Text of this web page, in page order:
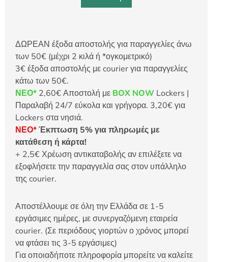
ΔΩΡΕΑΝ έξοδα αποστολής για παραγγελίες άνω
των 50€ (μέχρι 2 κιλά ή *ογκομετρικό)
3€ έξοδα αποστολής με courier για παραγγελίες
κάτω των 50€.
ΝΕΟ* 2,60€ Αποστολή με BOX NOW Lockers |
Παραλαβή 24/7 εύκολα και γρήγορα. 3,20€ για
Lockers στα νησιά.
ΝΕΟ*Έκπτωση 5% για πληρωμές με
κατάθεση ή κάρτα!
+ 2,5€ Χρέωση αντικαταβολής αν επιλέξετε να
εξοφλήσετε την παραγγελία σας στον υπάλληλο
της courier.
Αποστέλλουμε σε όλη την Ελλάδα σε 1-5
εργάσιμες ημέρες, με συνεργαζόμενη εταιρεία
courier. (Σε περιόδους γιορτών ο χρόνος μπορεί
να φτάσει τις 3-5 εργάσιμες)
Για οποιαδήποτε πληροφορία μπορείτε να καλείτε